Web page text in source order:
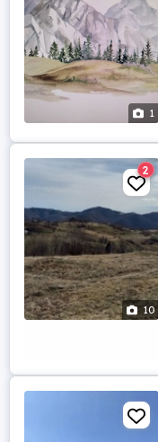
1
10
2